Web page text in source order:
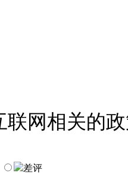
联网相关的
差评